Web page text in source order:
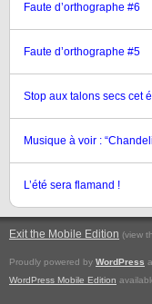
Faute d’orthographe #6
Faute d’orthographe #5
Stop aux talons secs cet
Musique à voir :
L’été sera flamand !
Exit the Mobile Edition (view
Proudly powered by WordPress
WordPress Mobile Edition